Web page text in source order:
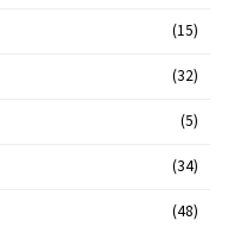
(15)
(32)
(5)
(34)
(48)